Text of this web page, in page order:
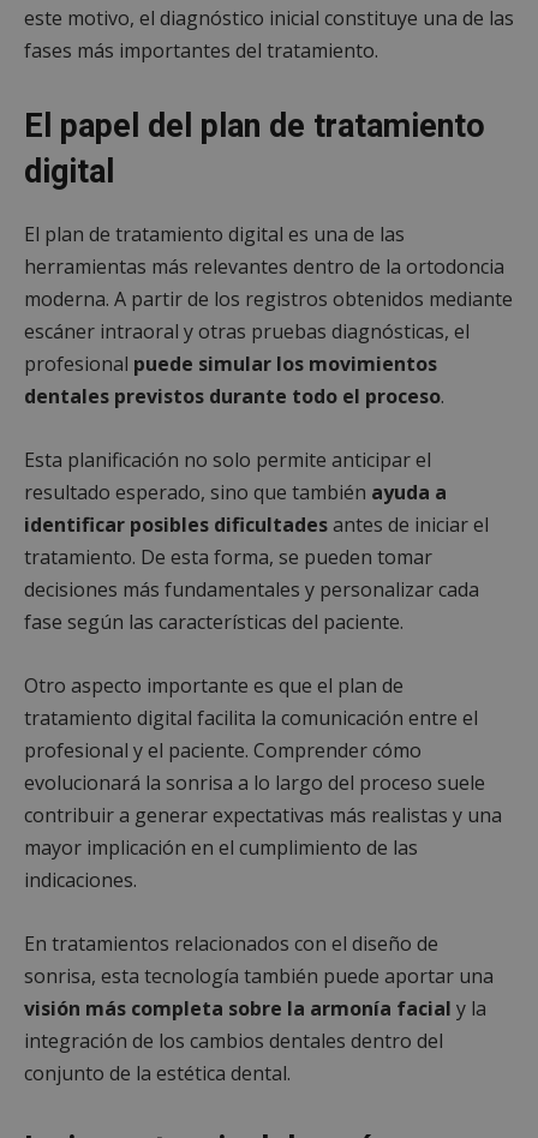
este motivo, el diagnóstico inicial constituye una de las
fases más importantes del tratamiento.
El papel del plan de tratamiento
digital
El plan de tratamiento digital es una de las
herramientas más relevantes dentro de la ortodoncia
moderna. A partir de los registros obtenidos mediante
escáner intraoral y otras pruebas diagnósticas, el
profesional puede simular los movimientos
dentales previstos durante todo el proceso.
Esta planificación no solo permite anticipar el
resultado esperado, sino que también ayuda a
identificar posibles dificultadesantes de iniciar el
tratamiento. De esta forma, se pueden tomar
decisiones más fundamentales y personalizar cada
fase según las características del paciente.
Otro aspecto importante es que el plan de
tratamiento digital facilita la comunicación entre el
profesional y el paciente. Comprender cómo
evolucionará la sonrisa a lo largo del proceso suele
contribuir a generar expectativas más realistas y una
mayor implicación en el cumplimiento de las
indicaciones.
En tratamientos relacionados con el diseño de
sonrisa, esta tecnología también puede aportar una
visión más completa sobre la armonía facial y la
integración de los cambios dentales dentro del
conjunto de la estética dental.